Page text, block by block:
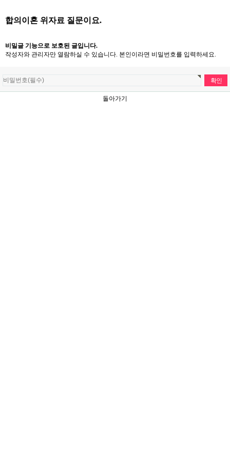
합의이혼 위자료 질문이요.
비밀글 기능으로 보호된 글입니다.
작성자와 관리자만 열람하실 수 있습니다. 본인이라면 비밀번호를 입력하세요.
돌아가기